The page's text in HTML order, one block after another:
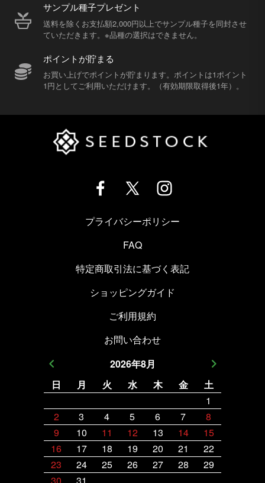
サンプル種子プレゼント
送料を除くお支払額2,000円以上でサンプル種子を同封させ
ていただきます。※品種の選択はできません。
ポイントが貯まる
お買い上げでポイントが貯まります。ポイントは1ポイント
1円としてご利用いただけます。（有効期限取得後1年）。
プライバシーポリシー
FAQ
特定商取引法に基づく表記
ショッピングガイド
ご利用規約
お問い合わせ
2026年8月
日
月 火 水 木 金
土
1
2
3 4 5 6 7
8
9
10 11 12 13 14
15
16
17 18 19 20 21
22
23
24 25 26 27 28
29